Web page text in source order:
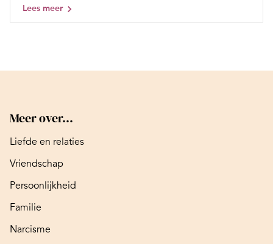
Lees meer
Meer over...
Liefde en relaties
Vriendschap
Persoonlijkheid
Familie
Narcisme